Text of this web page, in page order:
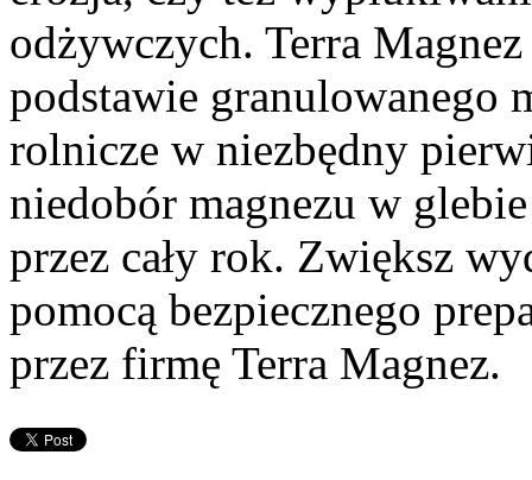
odżywczych. Terra
podstawie granulowanego
rolnicze w niezbędny
niedobór magnezu w
przez cały rok. Zwiększ
pomocą bezpiecznego
przez firmę Terra Magnez.